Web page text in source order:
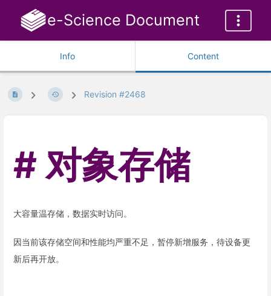
e-Science Document
Info Content
Revision #2468
对象存储
大容量温存储，数据实时访问。
因当前该存储空间和性能均严重不足，暂停新增服务，待设备更
新后再开放。